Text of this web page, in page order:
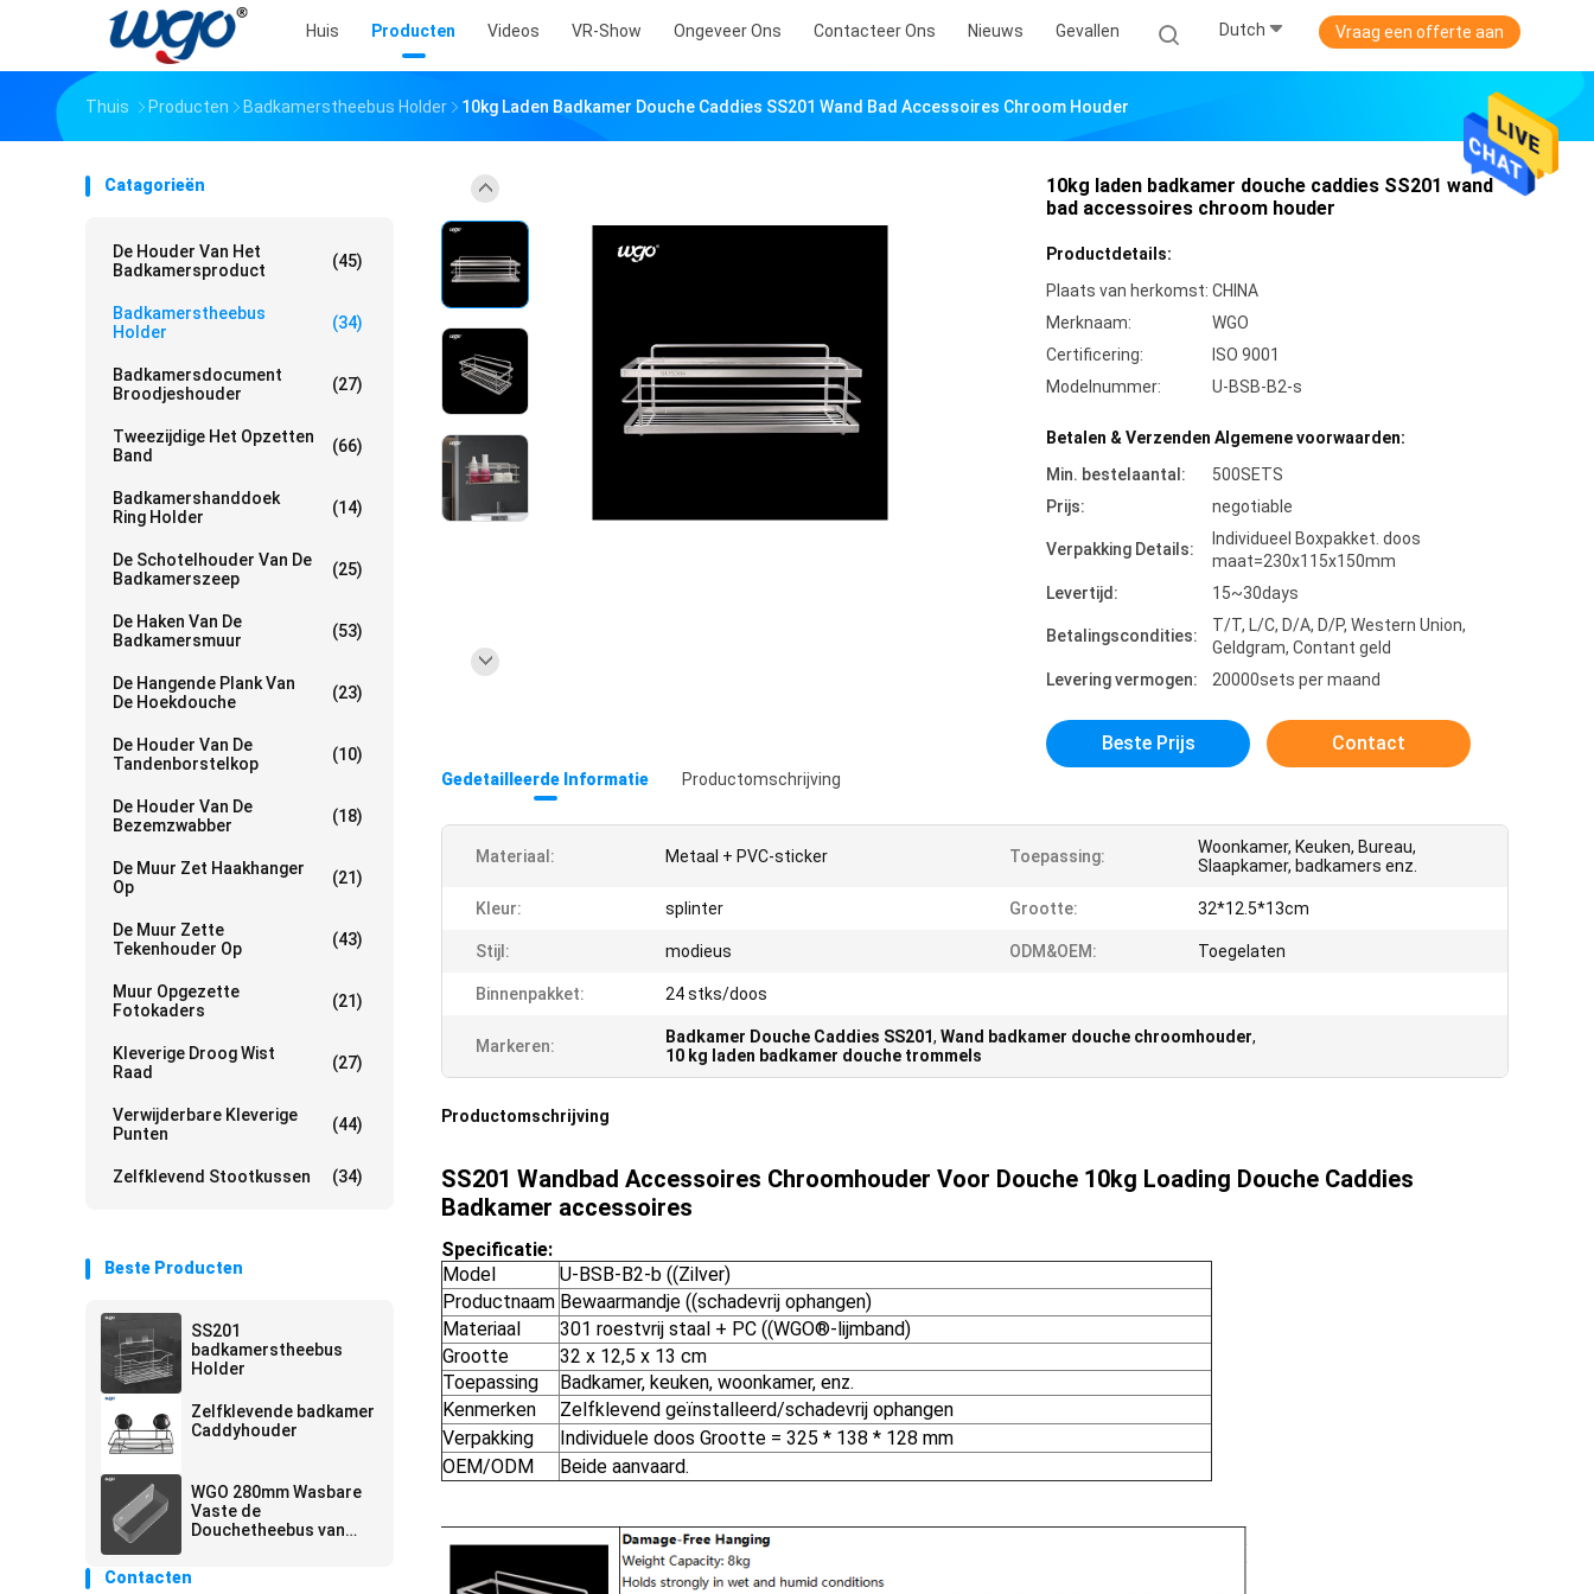
Huis Producten Videos VR-Show Ongeveer Ons Contacteer Ons Nieuws Gevallen Dutch Vraag een offerte aan
Thuis Producten Badkamerstheebus Holder 10kg Laden Badkamer Douche Caddies SS201 Wand Bad Accessoires Chroom Houder
Catagorieën
De Houder Van Het
Badkamersproduct
(45)
Badkamerstheebus
Holder
(34)
Badkamersdocument
Broodjeshouder
(27)
Tweezijdige Het Opzetten
Band
(66)
Badkamershanddoek
Ring Holder
(14)
De Schotelhouder Van De
Badkamerszeep
(25)
De Haken Van De
Badkamersmuur
(53)
De Hangende Plank Van
De Hoekdouche
(23)
De Houder Van De
Tandenborstelkop
(10)
De Houder Van De
Bezemzwabber
(18)
De Muur Zet Haakhanger
Op
(21)
De Muur Zette
Tekenhouder Op
(43)
Muur Opgezette
Fotokaders
(21)
Kleverige Droog Wist
Raad
(27)
Verwijderbare Kleverige
Punten
(44)
Zelfklevend Stootkussen (34)
Beste Producten
SS201
badkamerstheebus
Holder
Zelfklevende badkamer
Caddyhouder
WGO 280mm Wasbare
Vaste de
Douchetheebus van
Contacten
10kg laden badkamer douche caddies SS201 wand
bad accessoires chroom houder
Productdetails:
Plaats van herkomst: CHINA
Merknaam:
WGO
Certificering:
ISO 9001
Modelnummer:
U-BSB-B2-s
Betalen & Verzenden Algemene voorwaarden:
Min. bestelaantal:
500SETS
Prijs:
negotiable
Verpakking Details:
Individueel Boxpakket. doos
maat=230x115x150mm
Levertijd:
15~30days
Betalingscondities:
T/T, L/C, D/A, D/P, Western Union,
Geldgram, Contant geld
Levering vermogen:
20000sets per maand
Beste Prijs Contact
Gedetailleerde Informatie Productomschrijving
Materiaal: Metaal + PVC-sticker Toepassing:
Woonkamer, Keuken, Bureau,
Slaapkamer, badkamers enz.
Kleur: splinter Grootte: 32*12.5*13cm
Stijl: modieus ODM&OEM: Toegelaten
Binnenpakket: 24 stks/doos
Markeren: Badkamer Douche Caddies SS201, Wand badkamer douche chroomhouder,
10 kg laden badkamer douche trommels
Productomschrijving
SS201 Wandbad Accessoires Chroomhouder Voor Douche 10kg Loading Douche Caddies
Badkamer accessoires
Specificatie:
Model
U-BSB-B2-b ((Zilver)
Productnaam Bewaarmandje ((schadevrij ophangen)
Materiaal
301 roestvrij staal + PC ((WGO®-lijmband)
Grootte
32 x 12,5 x 13 cm
Toepassing
Badkamer, keuken, woonkamer, enz.
Kenmerken
Zelfklevend geïnstalleerd/schadevrij ophangen
Verpakking
Individuele doos Grootte = 325 * 138 * 128 mm
OEM/ODM
Beide aanvaard.